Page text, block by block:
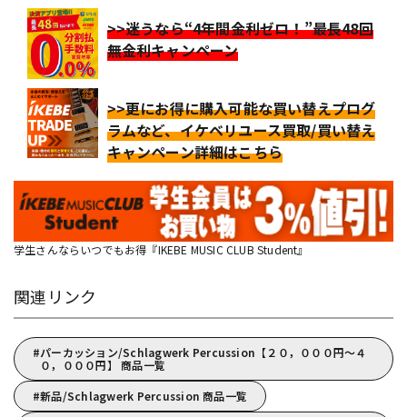
>>迷うなら“4年間金利ゼロ！”最長48回
無金利キャンペーン
>>更にお得に購入可能な買い替えプログ
ラムなど、イケベリユース買取/買い替え
キャンペーン詳細はこちら
学生さんならいつでもお得『IKEBE MUSIC CLUB Student』
関連リンク
パーカッション/Schlagwerk Percussion【２０，０００円～４
０，０００円】 商品一覧
新品/Schlagwerk Percussion 商品一覧